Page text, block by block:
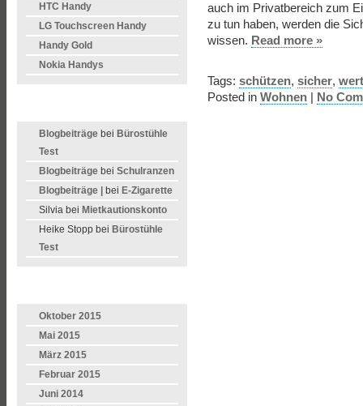
HTC Handy
LG Touchscreen Handy
Handy Gold
Nokia Handys
Blogbeiträge bei Bürostühle
Test
Blogbeiträge bei Schulranzen
Blogbeiträge |
bei E-Zigarette
Silvia bei Mietkautionskonto
Heike Stopp bei Bürostühle
Test
Oktober 2015
Mai 2015
März 2015
Februar 2015
Juni 2014
auch im Privatbereich zum
zu tun haben, werden die
wissen. Read more »
Tags: schützen, sicher, wert
Posted in Wohnen | No